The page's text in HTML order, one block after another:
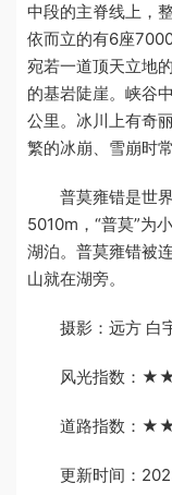
中段的主脊线上，
依而立的有6座
宛若一道顶天立地
的基岩陡崖。峡谷
公里。冰川上有奇
繁的冰崩、雪崩时
普莫雍错是世界
5010m，“普莫”为
湖泊。普莫雍错被
山就在湖旁。
摄影：远方 白
风光指数：
道路指数：
更新时间：